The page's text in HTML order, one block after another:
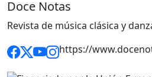
Doce Notas
Revista de música clásica y
https://